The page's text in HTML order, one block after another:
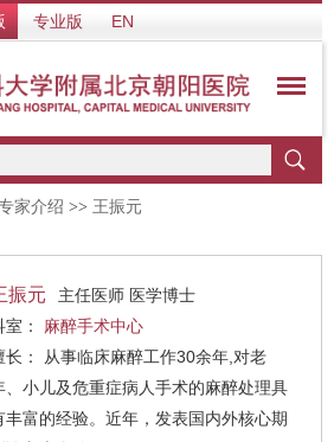
专业版 EN
家介绍 >> 王振元
振元
主任医师 医学博士
室： 麻醉手术中心
临床麻醉工作30余年,对老
、小儿及危重症病人手术的麻醉处理具
丰富的经验。近年，发表国内外核心期